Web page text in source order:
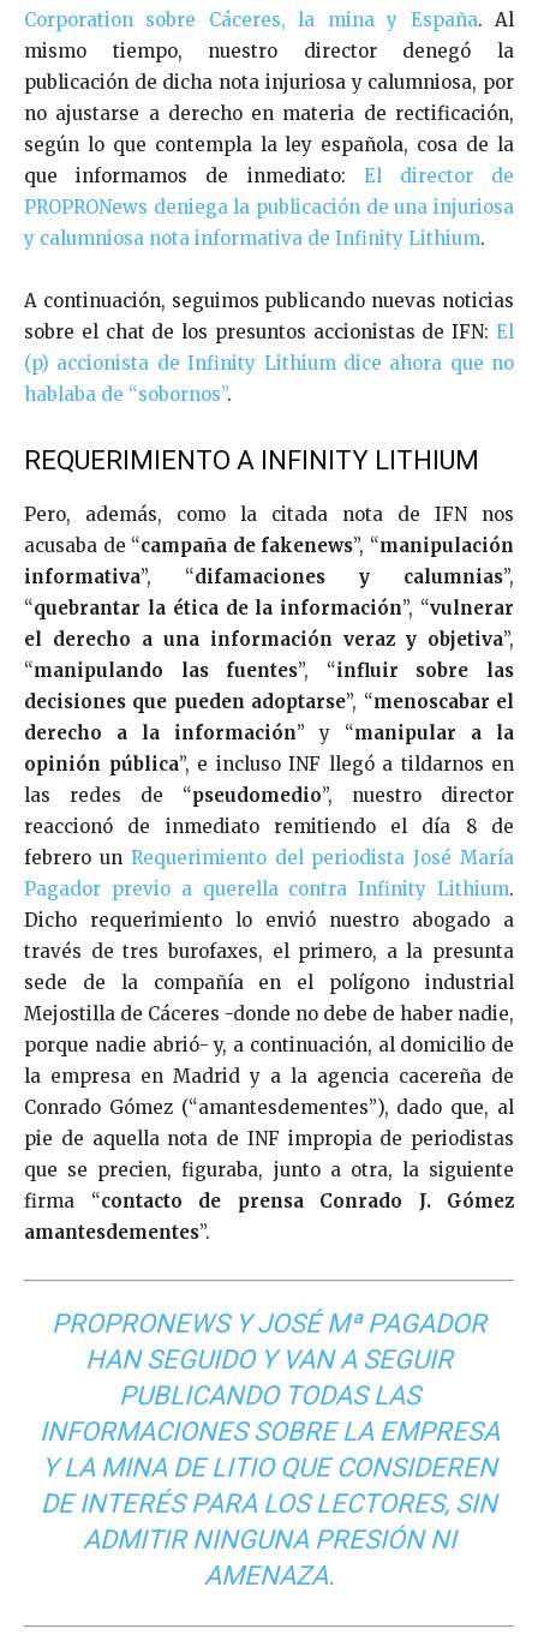
Corporation sobre Cáceres, la mina y España. Al
mismo tiempo, nuestro director denegó la
publicación de dicha nota injuriosa y calumniosa, por
no ajustarse a derecho en materia de rectificación,
según lo que contempla la ley española, cosa de la
que informamos de inmediato: El director de
PROPRONews deniega la publicación de una injuriosa
y calumniosa nota informativa de Infinity Lithium.
A continuación, seguimos publicando nuevas noticias
sobre el chat de los presuntos accionistas de IFN: El
(p) accionista de Infinity Lithium dice ahora que no
hablaba de “sobornos”.
REQUERIMIENTO A INFINITY LITHIUM
Pero, además, como la citada nota de IFN nos
acusaba de “campaña de fakenews”, “manipulación
informativa”, “difamaciones y calumnias”,
“quebrantar la ética de la información”, “vulnerar
el derecho a una información veraz y objetiva”,
“manipulando las fuentes”, “influir sobre las
decisiones que pueden adoptarse”, “menoscabar el
derecho a la información” y “manipular a la
opinión pública”, e incluso INF llegó a tildarnos en
las redes de “pseudomedio”, nuestro director
reaccionó de inmediato remitiendo el día 8 de
febrero un Requerimiento del periodista José María
Pagador previo a querella contra Infinity Lithium.
Dicho requerimiento lo envió nuestro abogado a
través de tres burofaxes, el primero, a la presunta
sede de la compañía en el polígono industrial
Mejostilla de Cáceres -donde no debe de haber nadie,
porque nadie abrió- y, a continuación, al domicilio de
la empresa en Madrid y a la agencia cacereña de
Conrado Gómez (“amantesdementes”), dado que, al
pie de aquella nota de INF impropia de periodistas
que se precien, figuraba, junto a otra, la siguiente
firma “contacto de prensa Conrado J. Gómez
amantesdementes”.
PROPRONEWS Y JOSÉ Mª PAGADOR
HAN SEGUIDO Y VAN A SEGUIR
PUBLICANDO TODAS LAS
INFORMACIONES SOBRE LA EMPRESA
Y LA MINA DE LITIO QUE CONSIDEREN
DE INTERÉS PARA LOS LECTORES, SIN
ADMITIR NINGUNA PRESIÓN NI
AMENAZA.